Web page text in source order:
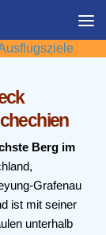
Berg im
Grafenau
ist mit seiner
unterhalb